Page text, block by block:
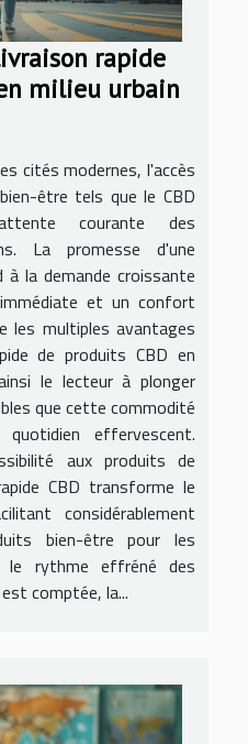
rapide
milieu urbain
cités modernes, l'accès
être tels que le CBD
courante des
La promesse d'une
à la demande croissante
et un confort
les multiples avantages
de produits CBD en
le lecteur à plonger
que cette commodité
effervescent.
aux produits de
CBD transforme le
considérablement
bien-être pour les
le rythme effréné des
comptée, la...